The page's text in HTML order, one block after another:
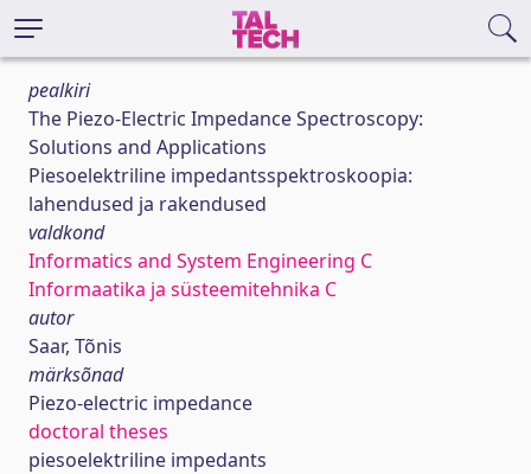
pealkiri
The Piezo-Electric Impedance Spectroscopy:
Solutions and Applications
Piesoelektriline impedantsspektroskoopia:
lahendused ja rakendused
valdkond
Informatics and System Engineering C
Informaatika ja süsteemitehnika C
autor
Saar, Tõnis
märksõnad
Piezo-electric impedance
doctoral theses
piesoelektriline impedants